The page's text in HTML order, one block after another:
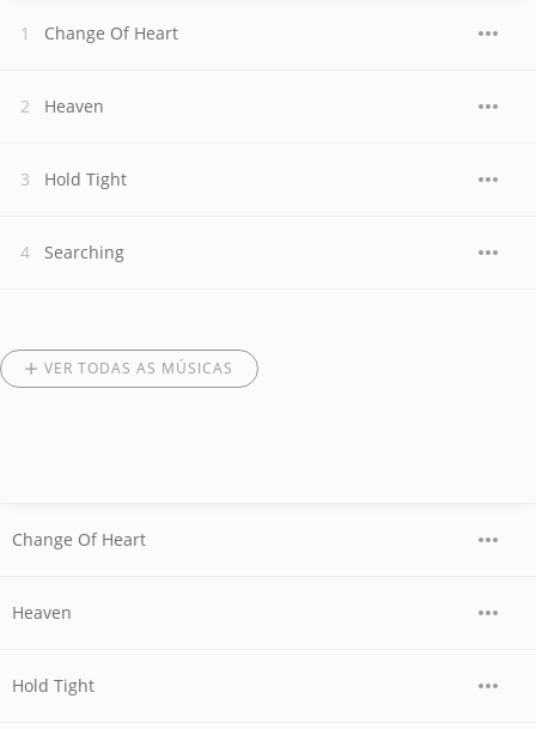
Change Of Heart
Heaven
Hold Tight
Searching
VER TODAS AS MÚSICAS
Change Of Heart
Heaven
Hold Tight